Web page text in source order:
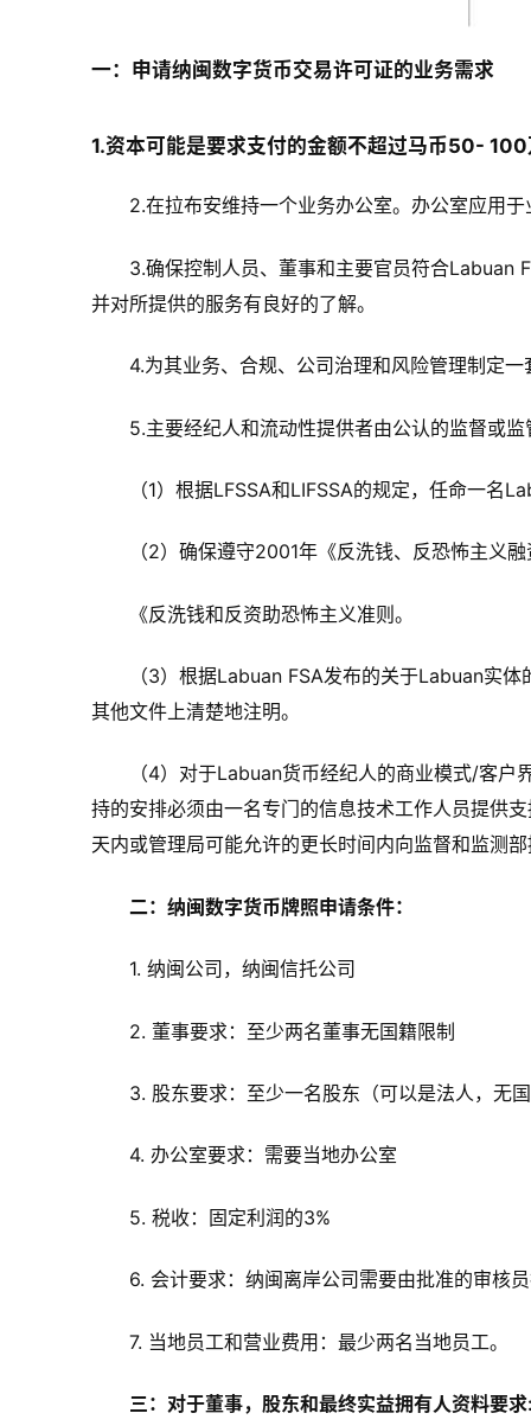
一：申请纳闽数字货币交易许可证的业务需求
1.资本可能是要求支付的金额不超过马币50-
2.在拉布安维持一个业务办公室。办公室应用
3.确保控制人员、董事和主要官员符合Labuan
并对所提供的服务有良好的了解。
4.为其业务、合规、公司治理和风险管理制定
5.主要经纪人和流动性提供者由公认的监督或
（1）根据LFSSA和LIFSSA的规定，任命一名
（2）确保遵守2001年《反洗钱、反恐怖主义
《反洗钱和反资助恐怖主义准则。
（3）根据Labuan FSA发布的关于Labuan实
其他文件上清楚地注明。
（4）对于Labuan货币经纪人的商业模式/客
持的安排必须由一名专门的信息技术工作人员提供
天内或管理局可能允许的更长时间内向监督和监测
二：纳闽数字货币牌照申请条件：
1. 纳闽公司，纳闽信托公司
2. 董事要求：至少两名董事无国籍限制
3. 股东要求：至少一名股东（可以是法人，无
4. 办公室要求：需要当地办公室
5. 税收：固定利润的3%
6. 会计要求：纳闽离岸公司需要由批准的审核
7. 当地员工和营业费用：最少两名当地员工。
三：对于董事，股东和最终实益拥有人资料要